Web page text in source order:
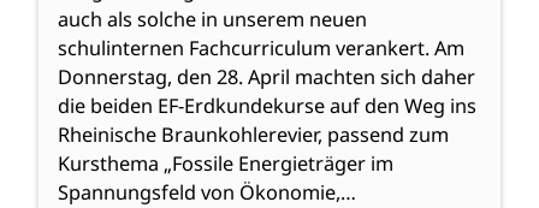
auch als solche in unserem neuen
schulinternen Fachcurriculum verankert. Am
Donnerstag, den 28. April machten sich daher
die beiden EF-Erdkundekurse auf den Weg ins
Rheinische Braunkohlerevier, passend zum
Kursthema „Fossile Energieträger im
Spannungsfeld von Ökonomie,…